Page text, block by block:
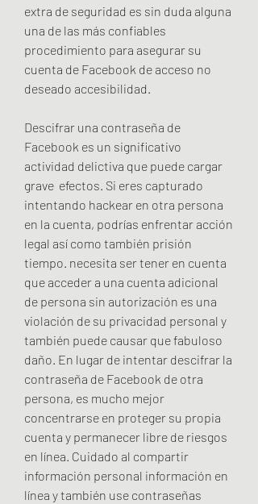
extra de seguridad es sin duda alguna
una de las más confiables
procedimiento para asegurar su
cuenta de Facebook de acceso no
deseado accesibilidad.
Descifrar una contraseña de
Facebook es un significativo
actividad delictiva que puede cargar
grave  efectos. Si eres capturado
intentando hackear en otra persona
en la cuenta, podrías enfrentar acción
legal así como también prisión
tiempo. necesita ser tener en cuenta
que acceder a una cuenta adicional
de persona sin autorización es una
violación de su privacidad personal y
también puede causar que fabuloso
daño. En lugar de intentar descifrar la
contraseña de Facebook de otra
persona, es mucho mejor
concentrarse en proteger su propia
cuenta y permanecer libre de riesgos
en línea. Cuidado al compartir
información personal información en
línea y también use contraseñas